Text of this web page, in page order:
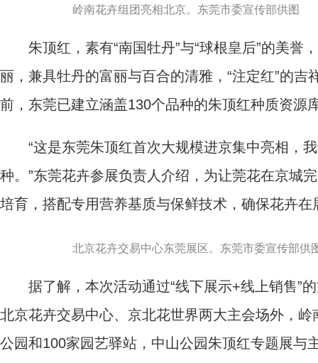
岭南花卉组团亮相北京。东莞市委宣传部供图
朱顶红，素有“南国牡丹”与“球根皇后”的美誉
丽，兼具牡丹的富丽与百合的清雅，“注定红”的
前，东莞已建立涵盖130个品种的朱顶红种质资源
“这是东莞朱顶红首次大规模进京集中亮相，我
种。”东莞花卉参展负责人介绍，为让莞花在京城
培育，搭配专用营养基质与保鲜技术，确保花卉
北京花卉交易中心东莞展区。东莞市委宣传部供
据了解，本次活动通过“线下展示+线上销售”
北京花卉交易中心、京北花世界两大主会场外，
公园和100家园艺驿站，中山公园朱顶红专题展与